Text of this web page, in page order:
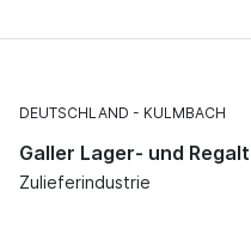
DEUTSCHLAND KULMBACH
Galler Lager- und
Zulieferindustrie